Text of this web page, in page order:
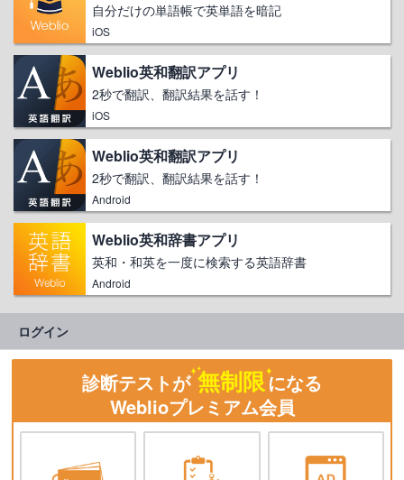
自分だけの単語帳で英単語を暗記
iOS
Weblio英和翻訳アプリ
2秒で翻訳、翻訳結果を話す！
iOS
Weblio英和翻訳アプリ
2秒で翻訳、翻訳結果を話す！
Android
Weblio英和辞書アプリ
英和・和英を一度に検索する英語辞書
Android
ログイン
診断テストが 無制限になる
Weblioプレミアム会員